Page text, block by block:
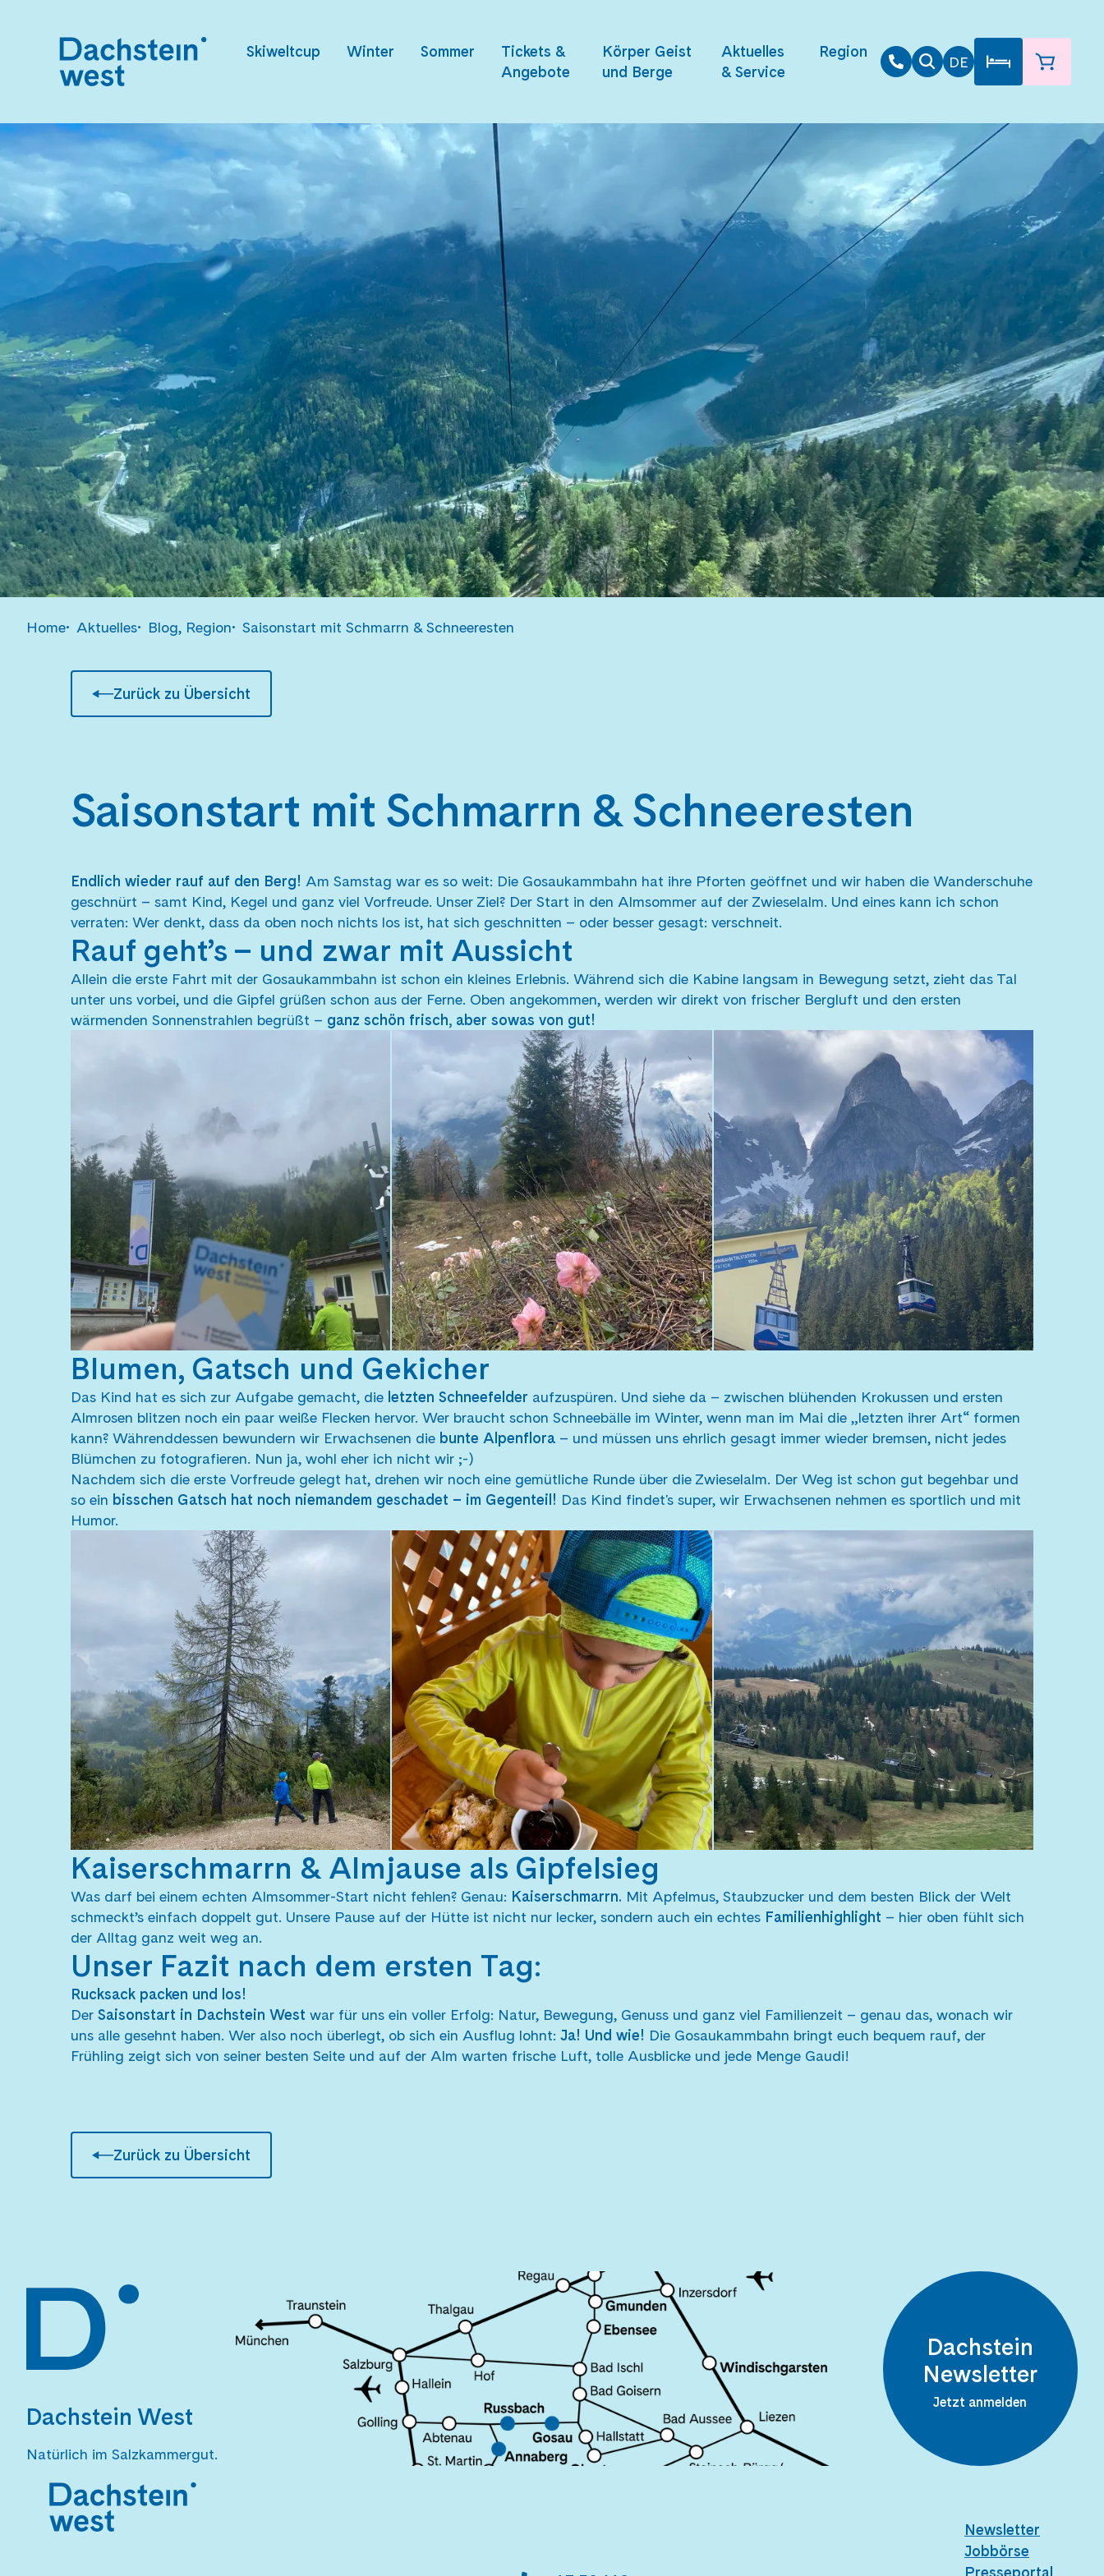
Skiweltcup Winter Sommer
Tickets &
Angebote
Körper Geist
und Berge
Aktuelles
& Service
Region
DE
Home Aktuelles Blog, Region Saisonstart mit Schmarrn & Schneeresten
Zurück zu Übersicht
Saisonstart mit Schmarrn & Schneeresten
Endlich wieder rauf auf den Berg! Am Samstag war es so weit: Die Gosaukammbahn hat ihre Pforten geöffnet und wir haben die Wanderschuhe
geschnürt – samt Kind, Kegel und ganz viel Vorfreude. Unser Ziel? Der Start in den Almsommer auf der Zwieselalm. Und eines kann ich schon
verraten: Wer denkt, dass da oben noch nichts los ist, hat sich geschnitten – oder besser gesagt: verschneit.
Rauf geht’s – und zwar mit Aussicht
Allein die erste Fahrt mit der Gosaukammbahn ist schon ein kleines Erlebnis. Während sich die Kabine langsam in Bewegung setzt, zieht das Tal
unter uns vorbei, und die Gipfel grüßen schon aus der Ferne. Oben angekommen, werden wir direkt von frischer Bergluft und den ersten
wärmenden Sonnenstrahlen begrüßt – ganz schön frisch, aber sowas von gut!
Blumen, Gatsch und Gekicher
Das Kind hat es sich zur Aufgabe gemacht, die letzten Schneefelder aufzuspüren. Und siehe da – zwischen blühenden Krokussen und ersten
Almrosen blitzen noch ein paar weiße Flecken hervor. Wer braucht schon Schneebälle im Winter, wenn man im Mai die „letzten ihrer Art“ formen
kann? Währenddessen bewundern wir Erwachsenen die bunte Alpenflora– und müssen uns ehrlich gesagt immer wieder bremsen, nicht jedes
Blümchen zu fotografieren. Nun ja, wohl eher ich nicht wir ;-)
Nachdem sich die erste Vorfreude gelegt hat, drehen wir noch eine gemütliche Runde über die Zwieselalm. Der Weg ist schon gut begehbar und
so ein bisschen Gatsch hat noch niemandem geschadet – im Gegenteil! Das Kind findet's super, wir Erwachsenen nehmen es sportlich und mit
Humor.
Kaiserschmarrn & Almjause als Gipfelsieg
Was darf bei einem echten Almsommer-Start nicht fehlen? Genau: Kaiserschmarrn. Mit Apfelmus, Staubzucker und dem besten Blick der Welt
schmeckt’s einfach doppelt gut. Unsere Pause auf der Hütte ist nicht nur lecker, sondern auch ein echtes Familienhighlight – hier oben fühlt sich
der Alltag ganz weit weg an.
Unser Fazit nach dem ersten Tag:
Rucksack packen und los!
Der Saisonstart in Dachstein West war für uns ein voller Erfolg: Natur, Bewegung, Genuss und ganz viel Familienzeit – genau das, wonach wir
uns alle gesehnt haben. Wer also noch überlegt, ob sich ein Ausflug lohnt: Ja! Und wie! Die Gosaukammbahn bringt euch bequem rauf, der
Frühling zeigt sich von seiner besten Seite und auf der Alm warten frische Luft, tolle Ausblicke und jede Menge Gaudi!
Zurück zu Übersicht
Dachstein West
Natürlich im Salzkammergut.
Dachstein
Newsletter
Jetzt anmelden
Newsletter
Jobbörse
Presseportal